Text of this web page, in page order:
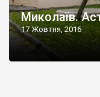
Миколаїв.
17 Жовтня, 2016